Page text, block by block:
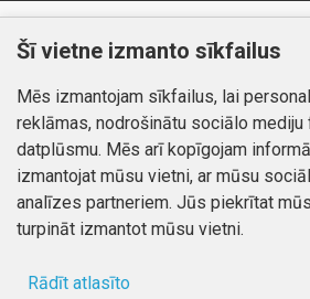
Klientiem
Kontakti
Preču atgriešana
Mans profils
Mans profils
Pasūtījumi
Šī vietne izmanto sīkfailus
Mēs izmantojam sīkfailus, lai
reklāmas, nodrošinātu sociālo mediju
datplūsmu. Mēs arī kopīgojam
izmantojat mūsu vietni, ar mūsu
analīzes partneriem. Jūs piekrītat
turpināt izmantot mūsu vietni.
Rādīt atlasīto